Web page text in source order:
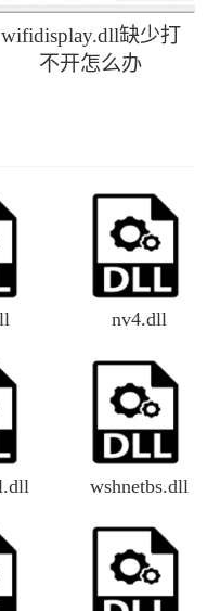
wifidisplay.dll缺少打
不开怎么办
nv4.dll
wshnetbs.dll